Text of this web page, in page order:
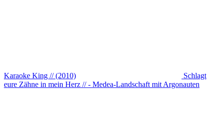
Karaoke King // (2010)
Schlagt
eure Zähne in mein Herz // - Medea-Landschaft mit Argonauten